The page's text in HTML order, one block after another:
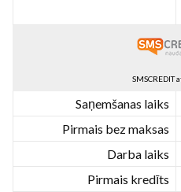
SMSCREDIT
Saņemšanas laiks
Pirmais bez maksas
Darba laiks
Pirmais kredīts